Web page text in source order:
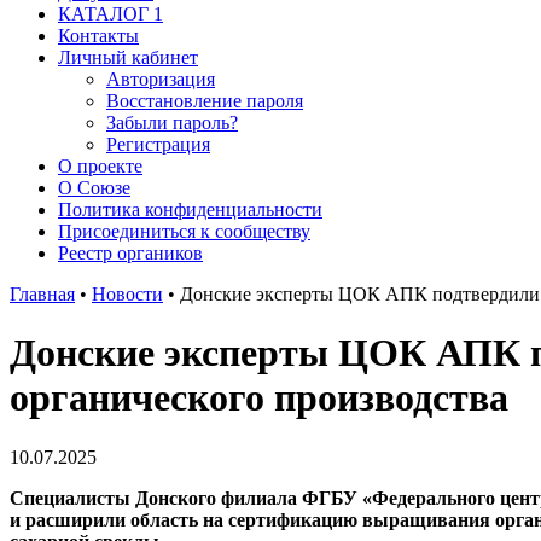
КАТАЛОГ 1
Контакты
Личный кабинет
Авторизация
Восстановление пароля
Забыли пароль?
Регистрация
О проекте
О Союзе
Политика конфиденциальности
Присоединиться к сообществу
Реестр органиков
Главная • Новости • Донские эксперты ЦОК АПК подтвердили
Донские эксперты ЦОК АПК
органического производства
10.07.2025
Специалисты Донского филиала ФГБУ «Федерального
и расширили область на сертификацию выращивания